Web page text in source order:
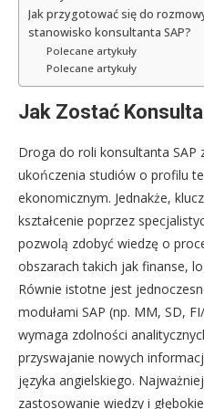
Jak przygotować się do
stanowisko konsultanta SAP?
Polecane artykuły
Polecane artykuły
Jak Zostać
Droga do roli konsultanta SAP
ukończenia studiów o profilu
ekonomicznym. Jednakże,
kształcenie poprzez
pozwolą zdobyć wiedzę o
obszarach takich jak finanse,
Równie istotne jest
modułami SAP (np. MM, SD,
wymaga zdolności
przyswajanie nowych
języka angielskiego.
zastosowanie wiedzy i